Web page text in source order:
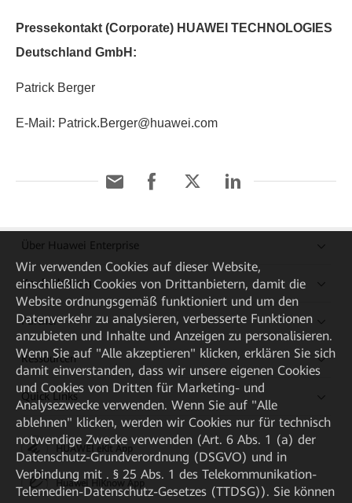
Pressekontakt (Corporate) HUAWEI TECHNOLOGIES
Deutschland GmbH:
Patrick Berger
E-Mail: Patrick.Berger@huawei.com
Über Huawei Enterprise
Kaufanleitung
Partner
Ressourcen
Quick Links
HUAWEI eKit App
Huawei HiKnow App
Wir verwenden Cookies auf dieser Website,
einschließlich Cookies von Drittanbietern, damit die
Website ordnungsgemäß funktioniert und um den
Datenverkehr zu analysieren, verbesserte Funktionen
anzubieten und Inhalte und Anzeigen zu personalisieren.
Wenn Sie auf "Alle akzeptieren" klicken, erklären Sie sich
damit einverstanden, dass wir unsere eigenen Cookies
und Cookies von Dritten für Marketing- und
Analysezwecke verwenden. Wenn Sie auf "Alle
ablehnen" klicken, werden wir Cookies nur für technisch
notwendige Zwecke verwenden (Art. 6 Abs. 1 (a) der
Datenschutz-Grundverordnung (DSGVO) und in
Verbindung mit . § 25 Abs. 1 des Telekommunikation-
Telemedien-Datenschutz-Gesetzes (TTDSG)). Sie können